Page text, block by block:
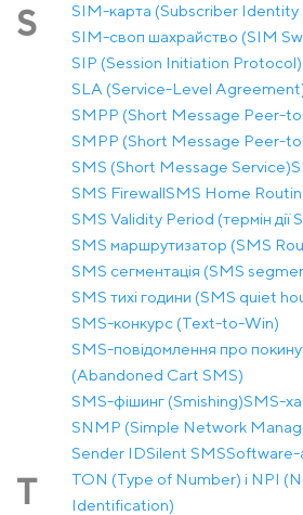
S
SIM-карта (Subscriber
SIM-своп шахрайство (SIM
SIP (Session Initiation Protocol)
SLA (Service-Level
SMPP (Short Message Peer-
SMPP (Short Message Peer-
SMS (Short Message Service)
SMS FirewallSMS Home
SMS Validity Period (термін дії
SMS маршрутизатор (SMS
SMS сегментація (SMS
SMS тихі години (SMS quiet
SMS-конкурс (Text-to-Win)
SMS-повідомлення про
(Abandoned Cart SMS)
SMS-фішинг (Smishing)SMS-
SNMP (Simple Network
Sender IDSilent SMSSoftware-
T
TON (Type of Number) і NPI
Identification)